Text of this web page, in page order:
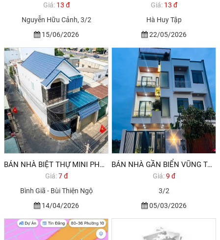
Giá: 13 đ
Nguyễn Hữu Cảnh, 3/2
15/06/2026
Giá: 13 đ
Hà Huy Tập
22/05/2026
BÁN NHÀ BIỆT THỰ MINI PHƯỜNG 10 VŨNG TÀU DƯỚI 8 TỶ
Giá:7 đ
Bình Giã - Bùi Thiện Ngộ
14/04/2026
BÁN NHÀ GẦN BIỂN VŨNG TÀU- GẦN SUN GRUOP-
Giá:9 đ
3/2
05/03/2026